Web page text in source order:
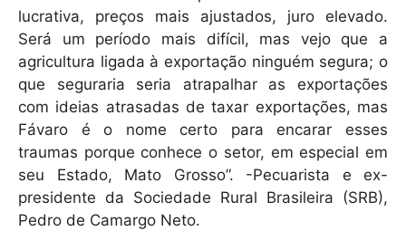
lucrativa, preços mais ajustados, juro elevado.
Será um período mais difícil, mas vejo que a
agricultura ligada à exportação ninguém segura; o
que seguraria seria atrapalhar as exportações
com ideias atrasadas de taxar exportações, mas
Fávaro é o nome certo para encarar esses
traumas porque conhece o setor, em especial em
seu Estado, Mato Grosso”. -Pecuarista e ex-
presidente da Sociedade Rural Brasileira (SRB),
Pedro de Camargo Neto.